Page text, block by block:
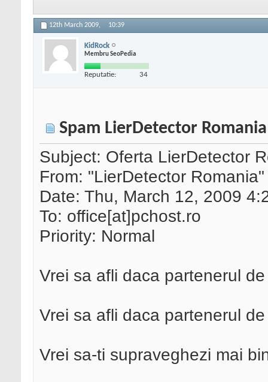
12th March 2009, 10:39
KidRock
Membru SeoPedia
Reputatie: 34
Spam LierDetector Romania
Subject: Oferta LierDetector
From: "LierDetector
Date: Thu, March 12, 2009
To: office[at]pchost.ro
Priority: Normal
Vrei sa afli daca partenerul
Vrei sa afli daca partenerul
Vrei sa-ti supraveghezi mai